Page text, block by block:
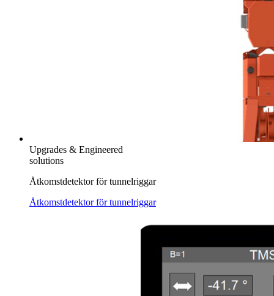
Upgrades & Engineered
solutions
Åtkomstdetektor för tunnelriggar
Åtkomstdetektor för tunnelriggar